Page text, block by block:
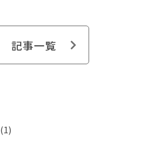
記事一覧
(1)